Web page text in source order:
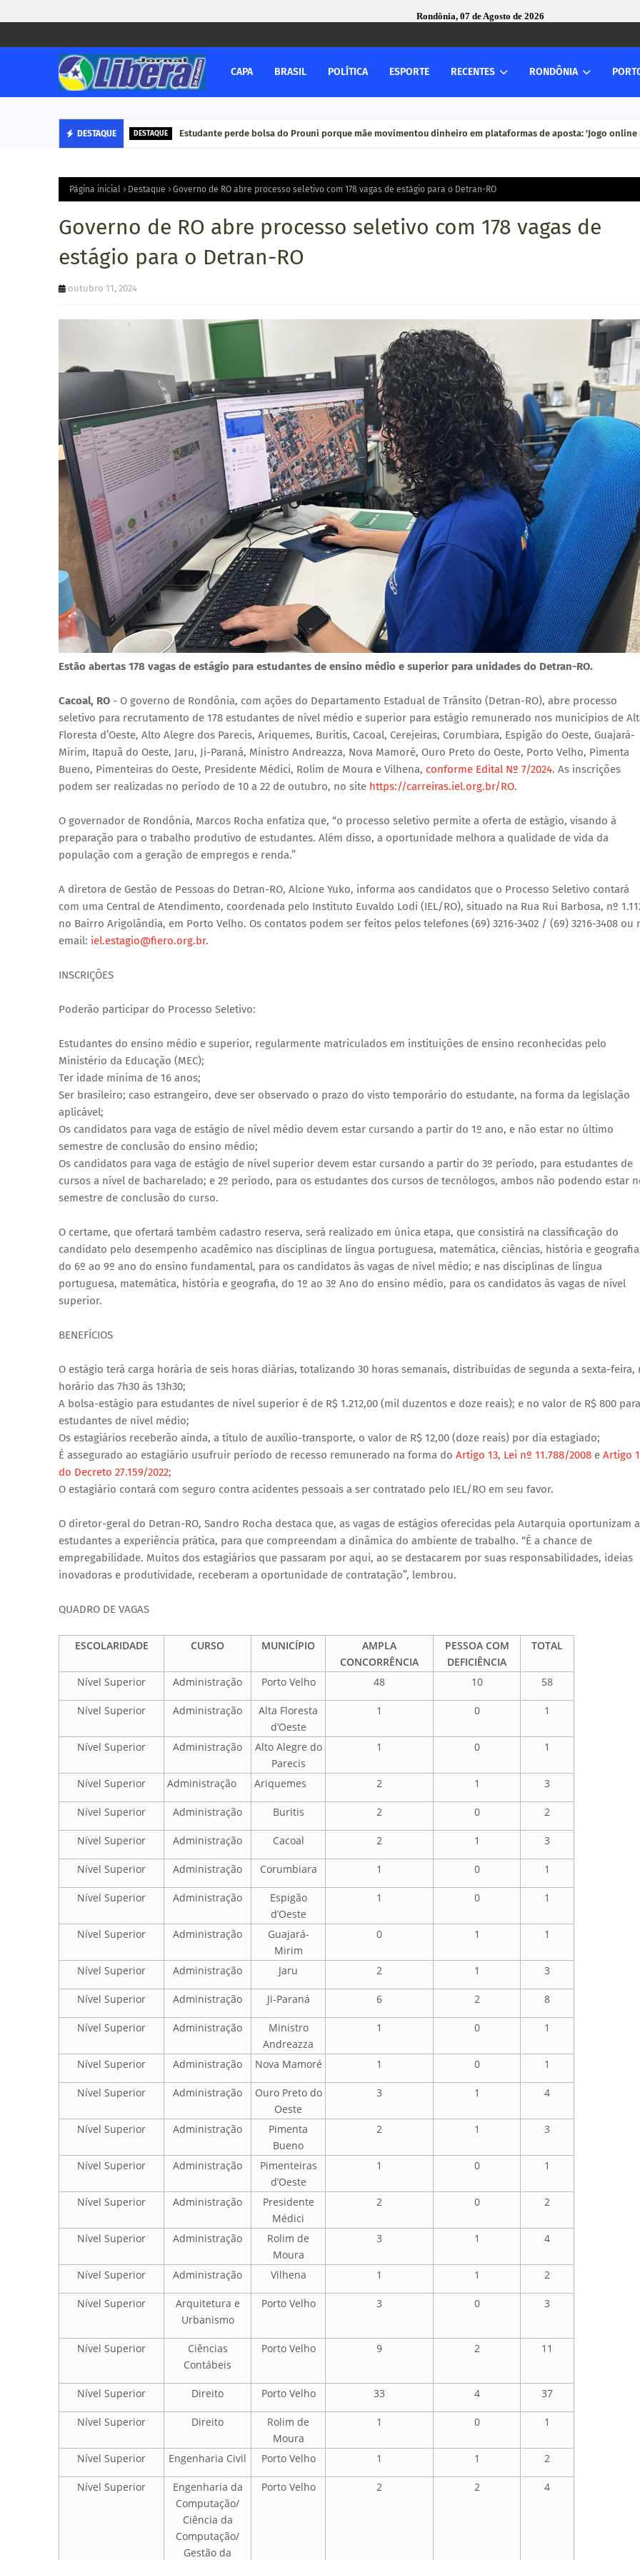
Rondônia, 07 de Agosto de 2026
CAPA BRASIL POLÍTICA ESPORTE RECENTES RONDÔNIA
DESTAQUE DESTAQUE Estudante perde bolsa do Prouni porque mãe movimentou dinheiro em plataformas de aposta: 'Jogo online
Página inicial Destaque Governo de RO abre processo seletivo com 178 vagas de estágio para o Detran-RO
Governo de RO abre processo seletivo com 178 vagas de
estágio para o Detran-RO
outubro 11, 2024
Estão abertas 178 vagas de estágio para estudantes de ensino médio e superior para unidades do Detran-RO.
Cacoal, RO - O governo de Rondônia, com ações do Departamento Estadual de Trânsito (Detran-RO), abre processo
seletivo para recrutamento de 178 estudantes de nível médio e superior para estágio remunerado nos municípios de
Floresta d’Oeste, Alto Alegre dos Parecis, Ariquemes, Buritis, Cacoal, Cerejeiras, Corumbiara, Espigão do Oeste, Guajará-
Mirim, Itapuã do Oeste, Jaru, Ji-Paraná, Ministro Andreazza, Nova Mamoré, Ouro Preto do Oeste, Porto Velho, Pimenta
Bueno, Pimenteiras do Oeste, Presidente Médici, Rolim de Moura e Vilhena, conforme Edital Nº 7/2024. As inscrições
podem ser realizadas no período de 10 a 22 de outubro, no site https://carreiras.iel.org.br/RO.
O governador de Rondônia, Marcos Rocha enfatiza que, “o processo seletivo permite a oferta de estágio, visando à
preparação para o trabalho produtivo de estudantes. Além disso, a oportunidade melhora a qualidade de vida da
população com a geração de empregos e renda.”
A diretora de Gestão de Pessoas do Detran-RO, Alcione Yuko, informa aos candidatos que o Processo Seletivo contará
com uma Central de Atendimento, coordenada pelo Instituto Euvaldo Lodi (IEL/RO), situado na Rua Rui Barbosa, nº
no Bairro Arigolândia, em Porto Velho. Os contatos podem ser feitos pelos telefones (69) 3216-3402 / (69) 3216-3408 ou
email: iel.estagio@fiero.org.br.
INSCRIÇÕES
Poderão participar do Processo Seletivo:
Estudantes do ensino médio e superior, regularmente matriculados em instituições de ensino reconhecidas pelo
Ministério da Educação (MEC);
Ter idade mínima de 16 anos;
Ser brasileiro; caso estrangeiro, deve ser observado o prazo do visto temporário do estudante, na forma da legislação
aplicável;
Os candidatos para vaga de estágio de nível médio devem estar cursando a partir do 1º ano, e não estar no último
semestre de conclusão do ensino médio;
Os candidatos para vaga de estágio de nível superior devem estar cursando a partir do 3º período, para estudantes de
cursos a nível de bacharelado; e 2º período, para os estudantes dos cursos de tecnólogos, ambos não podendo estar
semestre de conclusão do curso.
O certame, que ofertará também cadastro reserva, será realizado em única etapa, que consistirá na classificação do
candidato pelo desempenho acadêmico nas disciplinas de língua portuguesa, matemática, ciências, história e
do 6º ao 9º ano do ensino fundamental, para os candidatos às vagas de nível médio; e nas disciplinas de língua
portuguesa, matemática, história e geografia, do 1º ao 3º Ano do ensino médio, para os candidatos às vagas de nível
superior.
BENEFÍCIOS
O estágio terá carga horária de seis horas diárias, totalizando 30 horas semanais, distribuídas de segunda a sexta-feira,
horário das 7h30 às 13h30;
A bolsa-estágio para estudantes de nível superior é de R$ 1.212,00 (mil duzentos e doze reais); e no valor de R$ 800 para
estudantes de nível médio;
Os estagiários receberão ainda, a título de auxílio-transporte, o valor de R$ 12,00 (doze reais) por dia estagiado;
É assegurado ao estagiário usufruir período de recesso remunerado na forma do Artigo 13, Lei nº 11.788/2008 e Artigo
do Decreto 27.159/2022;
O estagiário contará com seguro contra acidentes pessoais a ser contratado pelo IEL/RO em seu favor.
O diretor-geral do Detran-RO, Sandro Rocha destaca que, as vagas de estágios oferecidas pela Autarquia oportunizam
estudantes a experiência prática, para que compreendam a dinâmica do ambiente de trabalho. “É a chance de
empregabilidade. Muitos dos estagiários que passaram por aqui, ao se destacarem por suas responsabilidades, ideias
inovadoras e produtividade, receberam a oportunidade de contratação”, lembrou.
QUADRO DE VAGAS
ESCOLARIDADE CURSO MUNICÍPIO
AMPLA
CONCORRÊNCIA
PESSOA COM
DEFICIÊNCIA
TOTAL
Nível Superior Administração Porto Velho 48 10 58
Nível Superior Administração
Alta Floresta
d’Oeste
1 0 1
Nível Superior Administração
Alto Alegre do
Parecis
1 0 1
Nível Superior Administração Ariquemes 2 1 3
Nível Superior Administração Buritis 2 0 2
Nível Superior Administração Cacoal 2 1 3
Nível Superior Administração Corumbiara 1 0 1
Nível Superior Administração
Espigão
d’Oeste
1 0 1
Nível Superior Administração
Guajará-
Mirim
0 1 1
Nível Superior Administração Jaru 2 1 3
Nível Superior Administração Ji-Paraná 6 2 8
Nível Superior Administração
Ministro
Andreazza
1 0 1
Nível Superior Administração Nova Mamoré 1 0 1
Nível Superior Administração
Ouro Preto do
Oeste
3 1 4
Nível Superior Administração
Pimenta
Bueno
2 1 3
Nível Superior Administração
Pimenteiras
d’Oeste
1 0 1
Nível Superior Administração
Presidente
Médici
2 0 2
Nível Superior Administração
Rolim de
Moura
3 1 4
Nível Superior Administração Vilhena 1 1 2
Nível Superior
Arquitetura e
Urbanismo
Porto Velho 3 0 3
Nível Superior
Ciências
Contábeis
Porto Velho 9 2 11
Nível Superior Direito Porto Velho 33 4 37
Nível Superior Direito
Rolim de
Moura
1 0 1
Nível Superior Engenharia Civil Porto Velho 1 1 2
Nível Superior
Engenharia da
Computação/
Ciência da
Computação/
Gestão da
Porto Velho 2 2 4